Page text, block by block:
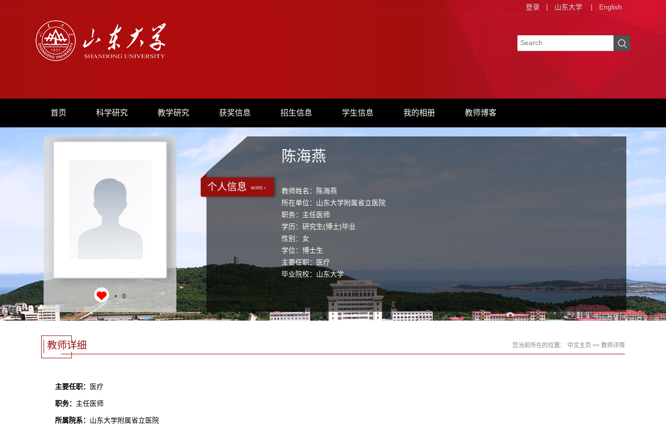
登录 | 山东大学 | English
首页 科学研究 教学研究 获奖信息 招生信息 学生信息 我的相册 教师博客
+ 0
个人信息 MORE +
陈海燕
教师姓名：陈海燕
所在单位：山东大学附属省立医院
职务：主任医师
学历：研究生(博士)毕业
性别：女
学位：博士生
主要任职：医疗
毕业院校：山东大学
教师详细 您当前所在的位置： 中文主页 >> 教师详情
主要任职： 医疗
职务： 主任医师
所属院系： 山东大学附属省立医院